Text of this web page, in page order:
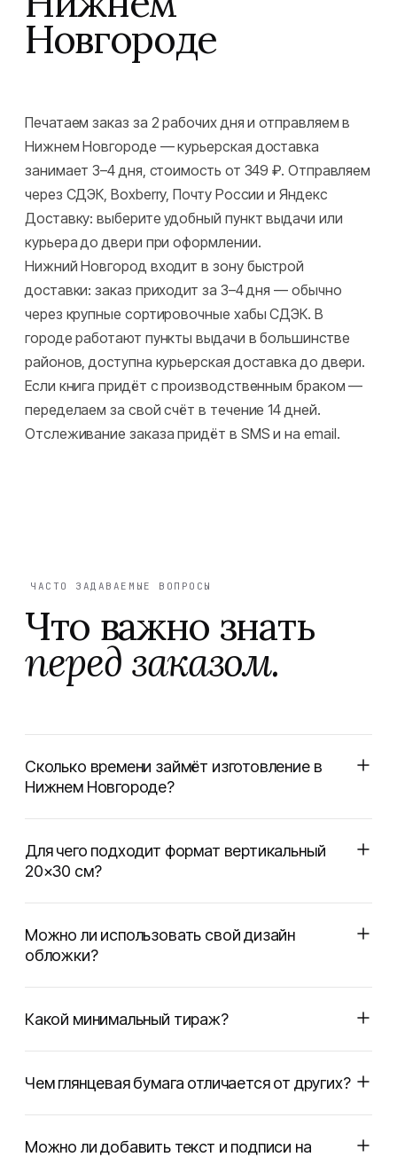
Новгороде
Печатаем заказ за 2 рабочих дня и отправляем в
Нижнем Новгороде — курьерская доставка
занимает 3–4 дня, стоимость от 349 ₽. Отправляем
через СДЭК, Boxberry, Почту России и Яндекс
Доставку: выберите удобный пункт выдачи или
курьера до двери при оформлении.
Нижний Новгород входит в зону быстрой
доставки: заказ приходит за 3–4 дня — обычно
через крупные сортировочные хабы СДЭК. В
городе работают пункты выдачи в большинстве
районов, доступна курьерская доставка до двери.
Если книга придёт с производственным браком —
переделаем за свой счёт в течение 14 дней.
Отслеживание заказа придёт в SMS и на email.
ЧАСТО ЗАДАВАЕМЫЕ ВОПРОСЫ
Что важно знать
перед заказом.
Сколько времени займёт изготовление в
Нижнем Новгороде?
Для чего подходит формат вертикальный
20×30 см?
Можно ли использовать свой дизайн
обложки?
Какой минимальный тираж?
Чем глянцевая бумага отличается от других?
Можно ли добавить текст и подписи на